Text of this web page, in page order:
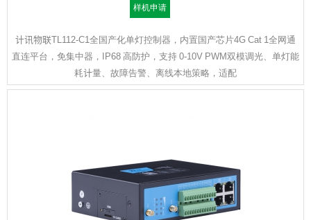
样机申请
计讯物联TL112-C1全国产化单灯控制器，内置国产芯片4G Cat 1全网通
直连平台，免集中器，IP68 高防护，支持 0-10V PWM双模调光、单灯能
耗计量、故障告警、离线本地策略，适配